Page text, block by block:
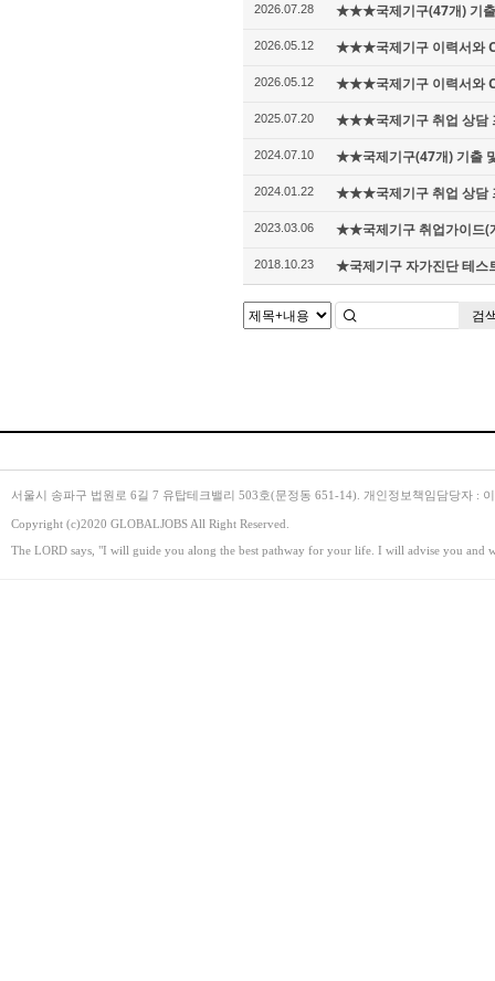
2026.07.28 ★★★국제기구(47개) 기출
2026.05.12 ★★★국제기구 이력서와
2026.05.12 ★★★국제기구 이력서와
2025.07.20 ★★★국제기구 취업 상담
2024.07.10 ★★국제기구(47개) 기출
2024.01.22 ★★★국제기구 취업 상담
2023.03.06 ★★국제기구 취업가이드(
2018.10.23 ★국제기구 자가진단 테
검
서울시 송파구 법원로 6길 7 유탑테크밸리 503호(문정동 651-14). 개인정보책임담당자 :
Copyright (c)2020 GLOBALJOBS All Right Reserved.
The LORD says, "I will guide you along the best pathway for your life. I will advise you and